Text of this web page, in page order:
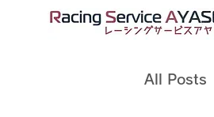
All Posts